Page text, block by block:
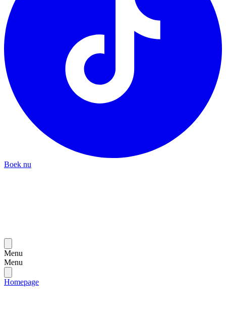
Boek nu
Menu
Menu
Homepage